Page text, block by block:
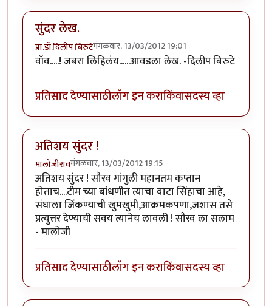
सुंदर लेख.
प्रा.डॉ.दिलीप बिरुटेमंगळवार, 13/03/2012 19:01
वॉव.....! जबरा लिहिलंय......आवडला लेख. -दिलीप बिरुटे
प्रतिसाद देण्यासाठीलॉग इन कराकिंवासदस्य व्हा
अतिशय सुंदर !
मालोजीरावमंगळवार, 13/03/2012 19:15
अतिशय सुंदर ! सौरव गांगुली महानतम कप्तान
होताच....टीम च्या बांधणीत त्याचा वाटा सिंहाचा आहे,
संघाला जिंकण्याची खुमखुमी,आक्रमकपणा,जशास तसे
प्रत्युत्तर देण्याची सवय त्यानेच लावली ! सौरव ला सलाम
- मालोजी
प्रतिसाद देण्यासाठीलॉग इन कराकिंवासदस्य व्हा